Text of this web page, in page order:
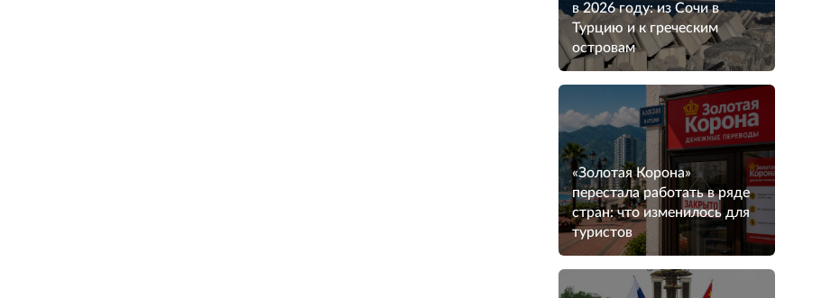
в 2026 году: из Сочи в
Турцию и к греческим
островам
«Золотая Корона»
перестала работать в ряде
стран: что изменилось для
туристов